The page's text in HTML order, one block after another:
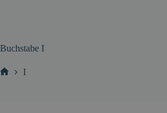
Buchstabe I
I